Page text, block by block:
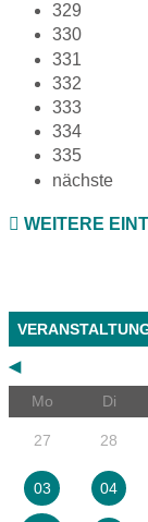
329
330
331
332
333
334
335
nächste
WEITERE
◀
Mo
Di
27 28
03 04